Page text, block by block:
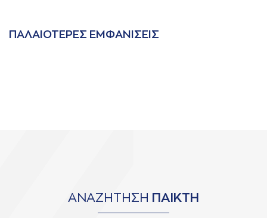
ΠAΛAΙΟΤΕΡΕΣ ΕΜΦAΝΙΣΕΙΣ
ΑΝΑΖΗΤΗΣΗ ΠΑΙΚΤΗ